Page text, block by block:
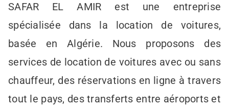
SAFAR EL AMIR est une entreprise
spécialisée dans la location de voitures,
basée en Algérie. Nous proposons des
services de location de voitures avec ou sans
chauffeur, des réservations en ligne à travers
tout le pays, des transferts entre aéroports et